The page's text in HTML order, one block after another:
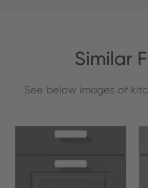
Similar
See below images of